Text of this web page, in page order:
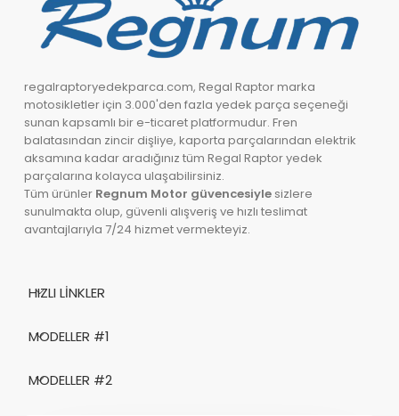
regalraptoryedekparca.com, Regal Raptor marka
motosikletler için 3.000'den fazla yedek parça seçeneği
sunan kapsamlı bir e-ticaret platformudur. Fren
balatasından zincir dişliye, kaporta parçalarından elektrik
aksamına kadar aradığınız tüm Regal Raptor yedek
parçalarına kolayca ulaşabilirsiniz.
Tüm ürünler Regnum Motor güvencesiyle sizlere
sunulmakta olup, güvenli alışveriş ve hızlı teslimat
avantajlarıyla 7/24 hizmet vermekteyiz.
HIZLI LINKLER
MODELLER #1
MODELLER #2